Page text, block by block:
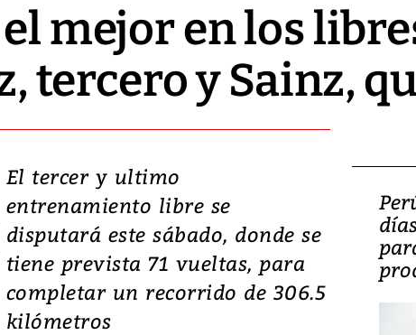
mejor en los
tercero y Sainz,
El tercer y ultimo
entrenamiento libre se
disputará este sábado, donde se
tiene prevista 71 vueltas, para
completar un recorrido de 306.5
kilómetros
Video: Lula lanza su
candidatura con
promesas de inversión
en defensa, educación y
tierras raras